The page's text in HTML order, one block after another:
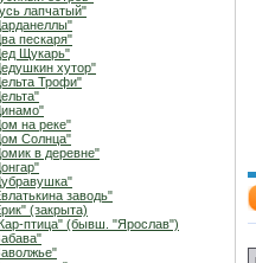
лапчатый"
пескаря"
Щукарь"
хутор"
Трофи"
на реке"
Солнца"
в деревне"
заводь"
(закрыта)
птица" (бывш. "Ярослав")